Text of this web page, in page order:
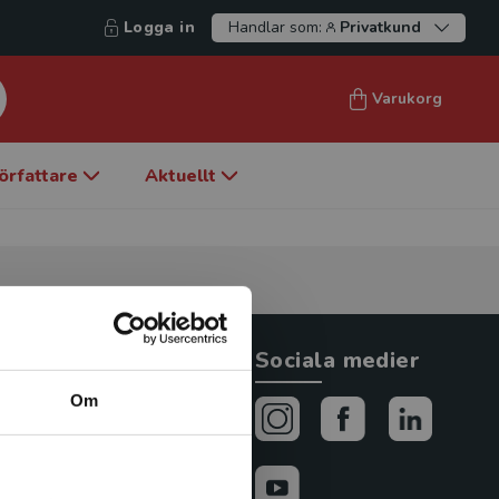
Om
Logga in Handlar som: Privatkund
Varukorg
Aktuellt
Om oss
Sociala medier